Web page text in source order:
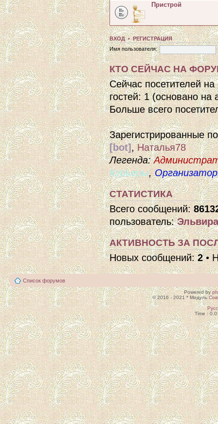
Пристрой
ВХОД•РЕГИСТРАЦИЯ
Имя пользователя:
КТО СЕЙЧАС НА
Сейчас посетителей
гостей: 1 (основано на
Больше всего
Зарегистрированные
[bot],Наталья78
Легенда:
Курьеры,
СТАТИСТИКА
Всего сообщений:
пользователь:
АКТИВНОСТЬ ЗА
Новых сообщений:2•
Список форумов
Powered by
© 2016 - 2021 * Модуль
Time :